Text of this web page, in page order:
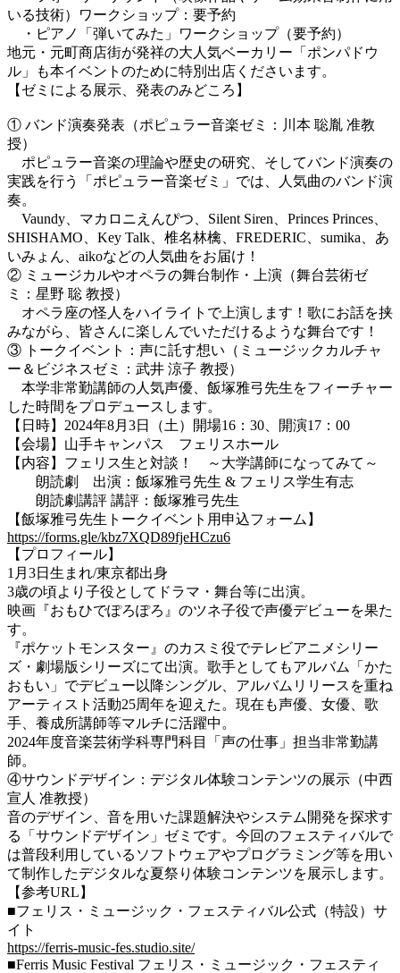
いる技術）ワークショップ：要予約
・ピアノ「弾いてみた」ワークショップ（要予約）
地元・元町商店街が発祥の大人気ベーカリー「ポンパドウ
ル」も本イベントのために特別出店くださいます。
【ゼミによる展示、発表のみどころ】
① バンド演奏発表（ポピュラー音楽ゼミ：川本 聡胤 准教
授）
ポピュラー音楽の理論や歴史の研究、そしてバンド演奏の
実践を行う「ポピュラー音楽ゼミ」では、人気曲のバンド演
奏。
Vaundy、マカロニえんぴつ、Silent Siren、Princes Princes、
SHISHAMO、Key Talk、椎名林檎、FREDERIC、sumika、あ
いみょん、aikoなどの人気曲をお届け！
② ミュージカルやオペラの舞台制作・上演（舞台芸術ゼ
ミ：星野 聡 教授）
オペラ座の怪人をハイライトで上演します！歌にお話を挟
みながら、皆さんに楽しんでいただけるような舞台です！
③ トークイベント：声に託す想い（ミュージックカルチャ
ー＆ビジネスゼミ：武井 涼子 教授）
本学非常勤講師の人気声優、飯塚雅弓先生をフィーチャー
した時間をプロデュースします。
【日時】2024年8月3日（土）
開場16：30、 開演17：00
【会場】山手キャンパス フェリスホール
【内容】フェリス生と対談！ ～大学講師になってみて～
朗読劇 出演：飯塚雅弓先生 & フェリス学生有志
朗読劇講評 講評：飯塚雅弓先生
【飯塚雅弓先生トークイベント用申込フォーム】
https://forms.gle/kbz7XQD89fjeHCzu6
【プロフィール】
1月3日生まれ/東京都出身
3歳の頃より子役としてドラマ・舞台等に出演。
映画『おもひでぽろぽろ』のツネ子役で声優デビューを果た
す。
『ポケットモンスター』のカスミ役でテレビアニメシリー
ズ・劇場版シリーズにて出演。歌手としてもアルバム「かた
おもい」でデビュー以降シングル、アルバムリリースを重ね
アーティスト活動25周年を迎えた。現在も声優、女優、歌
手、養成所講師等マルチに活躍中。
2024年度音楽芸術学科専門科目「声の仕事」担当非常勤講
師。
④サウンドデザイン：デジタル体験コンテンツの展示（中西
宣人 准教授）
音のデザイン、音を用いた課題解決やシステム開発を探求す
る「サウンドデザイン」ゼミです。今回のフェスティバルで
は普段利用しているソフトウェアやプログラミング等を用い
て制作したデジタルな夏祭り体験コンテンツを展示します。
【参考URL】
■フェリス・ミュージック・フェスティバル公式（特設）サ
イト
https://ferris-music-fes.studio.site/
■Ferris Music Festival フェリス・ミュージック・フェスティ